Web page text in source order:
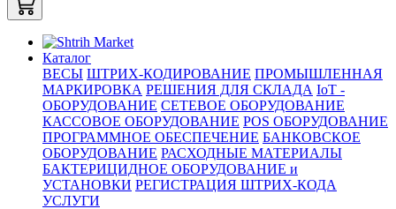
Каталог
ВЕСЫ ШТРИХ-КОДИРОВАНИЕ ПРОМЫШЛЕННАЯ
МАРКИРОВКА РЕШЕНИЯ ДЛЯ СКЛАДА IoT -
ОБОРУДОВАНИЕ СЕТЕВОЕ ОБОРУДОВАНИЕ
КАССОВОЕ ОБОРУДОВАНИЕ POS ОБОРУДОВАНИЕ
ПРОГРАММНОЕ ОБЕСПЕЧЕНИЕ БАНКОВСКОЕ
ОБОРУДОВАНИЕ РАСХОДНЫЕ МАТЕРИАЛЫ
БАКТЕРИЦИДНОЕ ОБОРУДОВАНИЕ и
УСТАНОВКИ РЕГИСТРАЦИЯ ШТРИХ-КОДА
УСЛУГИ